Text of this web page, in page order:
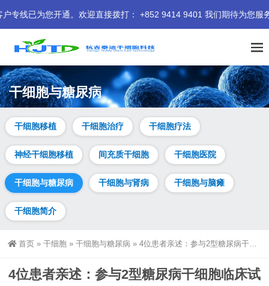
您开通。欢迎直接拨打： +852 9414 9401 我们期待为您服务。
干细胞与糖尿病
干细胞移植 干细胞治疗 干细胞疗法
神经干细胞移植 间充质干细胞 干细胞医院
干细胞与糖尿病 干细胞与肾病 干细胞与脑瘫
干细胞简介
首页 » 干细胞 » 干细胞与糖尿病 » 4位患者亲述：参与2型糖尿病干细胞临床试验的完整经历与效果！
4位患者亲述：参与2型糖尿病干细胞临床试